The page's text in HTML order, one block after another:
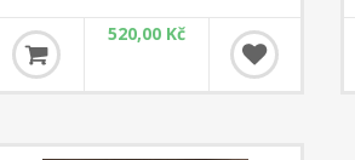
nich za obě strany. V této knize velmi
zkušený trenér mezinárodní mistr
Andrew Martin vysvětluje základní
myšlenky všech různých variant, se
Zahrnuje jak klasické obrany (jako jsou
520,00 Kč